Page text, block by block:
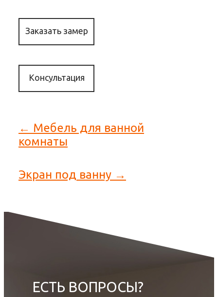
Заказать замер
Консультация
← Мебель для ванной
комнаты
Экран под ванну →
ЕСТЬ ВОПРОСЫ?